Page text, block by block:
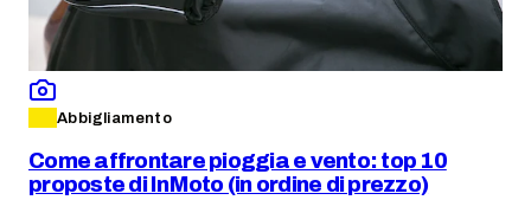
Abbigliamento
Come affrontare pioggia e vento: top 10
proposte di InMoto (in ordine di prezzo)